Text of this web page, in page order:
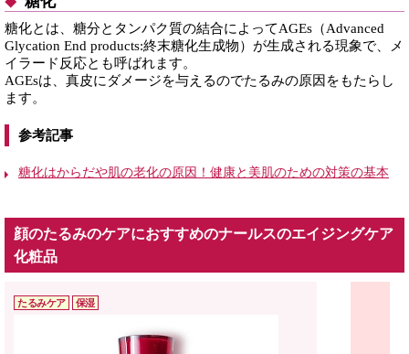
糖化とは、糖分とタンパク質の結合によってAGEs（Advanced
Glycation End products:終末糖化生成物）が生成される現象で、メ
イラード反応とも呼ばれます。
AGEsは、真皮にダメージを与えるのでたるみの原因をもたらし
ます。
参考記事
糖化はからだや肌の老化の原因！健康と美肌のための対策の基本
顔のたるみのケアにおすすめのナールスのエイジングケア
化粧品
たるみケア 保湿